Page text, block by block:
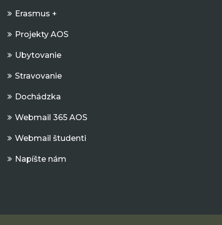
Erasmus +
Projekty AOS
Ubytovanie
Stravovanie
Dochádzka
Webmail 365 AOS
Webmail študenti
Napíšte nám